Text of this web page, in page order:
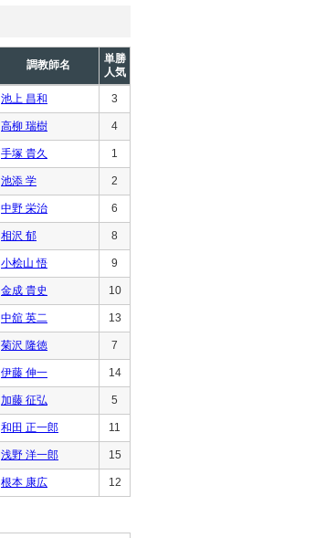
調教師名
単勝
人気
池上 昌和 3
高柳 瑞樹 4
手塚 貴久 1
池添 学 2
中野 栄治 6
相沢 郁 8
小桧山 悟 9
金成 貴史 10
中舘 英二 13
菊沢 隆徳 7
伊藤 伸一 14
加藤 征弘 5
和田 正一郎 11
浅野 洋一郎 15
根本 康広 12